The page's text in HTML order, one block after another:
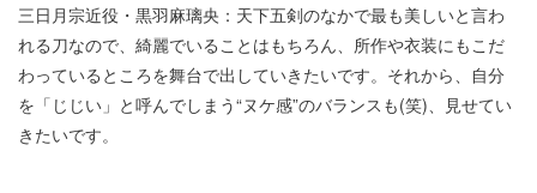
三日月宗近役・黒羽麻璃央：天下五剣のなかで最も美しいと言わ
れる刀なので、綺麗でいることはもちろん、所作や衣装にもこだ
わっているところを舞台で出していきたいです。それから、自分
を「じじい」と呼んでしまう“ヌケ感”のバランスも(笑)、見せてい
きたいです。